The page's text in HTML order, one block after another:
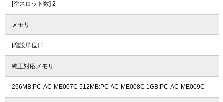
[空スロット数] 2
メモリ
[増設単位] 1
純正対応メモリ
256MB:PC-AC-ME007C 512MB:PC-AC-ME008C 1GB:PC-AC-ME009C